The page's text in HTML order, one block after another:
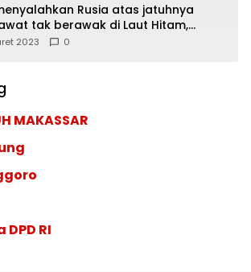
Rusia atas jatuhnya
tak berawak di Laut Hitam,
menyangkal
2023 0
MAKASSAR
RI